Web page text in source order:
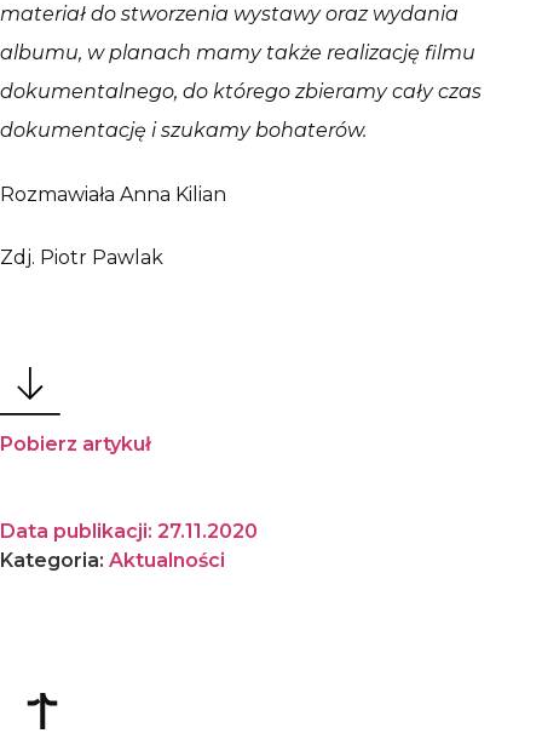
materiał do stworzenia wystawy oraz wydania
albumu, w planach mamy także realizację filmu
dokumentalnego, do którego zbieramy cały czas
dokumentację i szukamy bohaterów.
Rozmawiała Anna Kilian
Zdj. Piotr Pawlak
Pobierz artykuł
Data publikacji: 27.11.2020
Kategoria: Aktualności